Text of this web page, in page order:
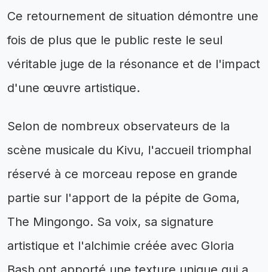
Ce retournement de situation démontre une
fois de plus que le public reste le seul
véritable juge de la résonance et de l'impact
d'une œuvre artistique.
Selon de nombreux observateurs de la
scène musicale du Kivu, l'accueil triomphal
réservé à ce morceau repose en grande
partie sur l'apport de la pépite de Goma,
The Mingongo. Sa voix, sa signature
artistique et l'alchimie créée avec Gloria